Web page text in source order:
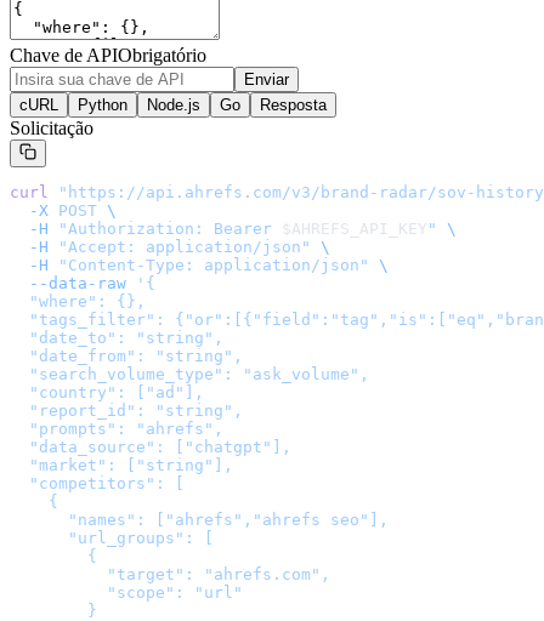
Chave de APIObrigatório
Enviar
cURL
Python Node.js Go Resposta
Solicitação
curl " https://api.ahrefs.com/v3/brand-radar/sov-history
  -X
POST \
  -H
"Authorization: Bearer $AHREFS_API_KEY "
\
  -H
"Accept: application/json"
\
  -H
"Content-Type: application/json"
\
  --data-raw
' {
  "where": {},
"tags_filter":
  "date_to": "string",
  "date_from": "string",
  "search_volume_type": "ask_volume",
  "country": ["ad"],
  "report_id": "string",
  "prompts": "ahrefs",
  "data_source": ["chatgpt"],
  "market": ["string"],
  "competitors": [
    {
      "names": ["ahrefs","ahrefs seo"],
      "url_groups": [
        {
          "target": "ahrefs.com",
          "scope": "url"
        }